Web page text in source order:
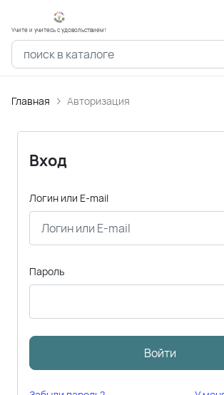
Учите и учитесь с удовольствием!
Главная Авторизация
Вход
Логин или E-mail
Пароль
Войти